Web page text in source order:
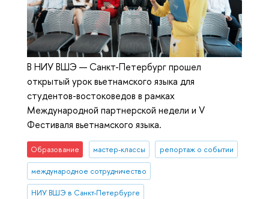
В НИУ ВШЭ — Санкт-Петербург прошел
открытый урок вьетнамского языка для
студентов-востоковедов в рамках
Международной партнерской недели и V
Фестиваля вьетнамского языка.
Образование мастер-классы репортаж о событии
международное сотрудничество
НИУ ВШЭ в Санкт-Петербурге